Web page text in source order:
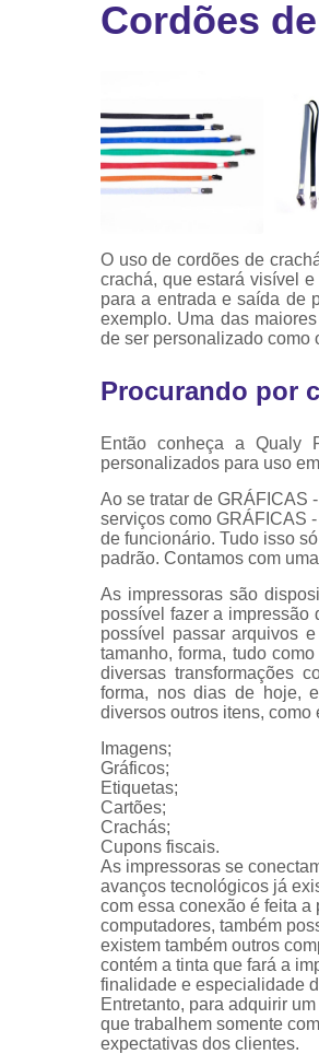
Cordões
O uso de cordões de
crachá, que estará visível
para a entrada e saída de
exemplo. Uma das
de ser personalizado como
Procurando por
Então conheça a Qualy
personalizados para uso
Ao se tratar de GRÁFICAS
serviços como GRÁFICAS
de funcionário. Tudo isso
padrão. Contamos com
As impressoras são
possível fazer a impressão
possível passar arquivos
tamanho, forma, tudo
diversas transformações
forma, nos dias de hoje,
diversos outros itens,
Imagens;
Gráficos;
Etiquetas;
Cartões;
Crachás;
Cupons fiscais.
As impressoras se
avanços tecnológicos já
com essa conexão é feita
computadores, também
existem também outros
contém a tinta que fará a
finalidade e especialidade
Entretanto, para adquirir
que trabalhem somente
expectativas dos clientes.